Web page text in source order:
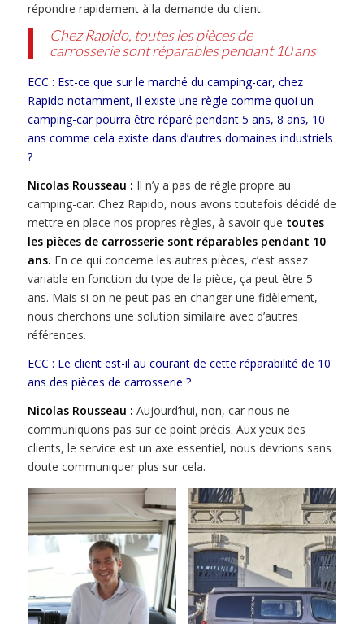
répondre rapidement à la demande du client.
Chez Rapido, toutes les pièces de
carrosserie sont réparables pendant 10 ans
ECC : Est-ce que sur le marché du camping-car, chez
Rapido notamment, il existe une règle comme quoi un
camping-car pourra être réparé pendant 5 ans, 8 ans, 10
ans comme cela existe dans d’autres domaines industriels
?
Nicolas Rousseau : Il n’y a pas de règle propre au
camping-car. Chez Rapido, nous avons toutefois décidé de
mettre en place nos propres règles, à savoir que toutes
les pièces de carrosserie sont réparables pendant 10
ans. En ce qui concerne les autres pièces, c’est assez
variable en fonction du type de la pièce, ça peut être 5
ans. Mais si on ne peut pas en changer une fidèlement,
nous cherchons une solution similaire avec d’autres
références.
ECC : Le client est-il au courant de cette réparabilité de 10
ans des pièces de carrosserie ?
Nicolas Rousseau : Aujourd’hui, non, car nous ne
communiquons pas sur ce point précis. Aux yeux des
clients, le service est un axe essentiel, nous devrions sans
doute communiquer plus sur cela.